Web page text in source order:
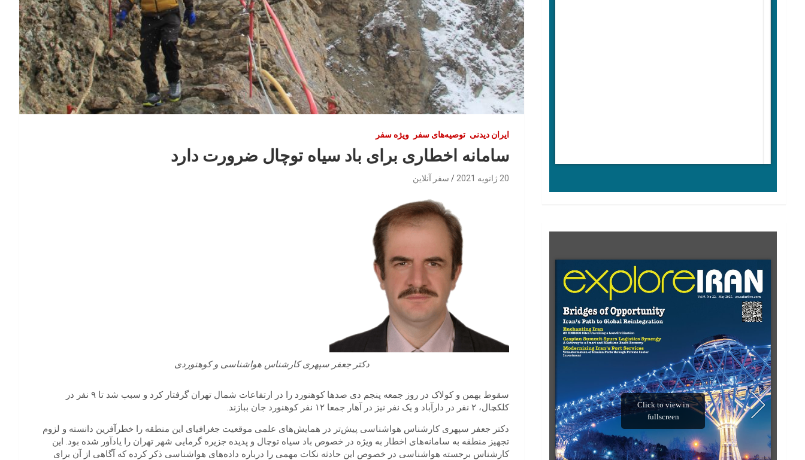
ایران‌ دیدنی توصیه‌های سفر ویژه سفر
سامانه اخطاری برای باد سیاه توچال ضرورت دارد
20 ژانویه 2021 سفر آنلاین
دکتر جعفر سپهری کارشناس هواشناسی و کوهنوردی
سقوط بهمن و کولاک در روز جمعه پنجم دی صدها کوهنورد را در ارتفاعات شمال تهران گرفتار کرد و سبب شد تا ۹ نفر در
کلکچال، ۲ نفر در دارآباد و یک نفر نیز در آهار جمعا ۱۲ نفر کوهنورد جان ببازند.
دکتر جعفر سپهری کارشناس هواشناسی پیش‌تر در همایش‌های علمی موقعیت‌ جغرافیای این منطقه را خطرآفرین دانسته و لزوم
تجهیز منطقه به سامانه‌های اخطار به ویژه در خصوص باد سیاه توچال و پدیده جزیره گرمایی شهر تهران را یادآور شده بود. این
کارشناس برجسته هواشناسی در خصوص این حادثه نکات مهمی را درباره داده‌های هواشناسی ذکر کرده که آگاهی از آن برای